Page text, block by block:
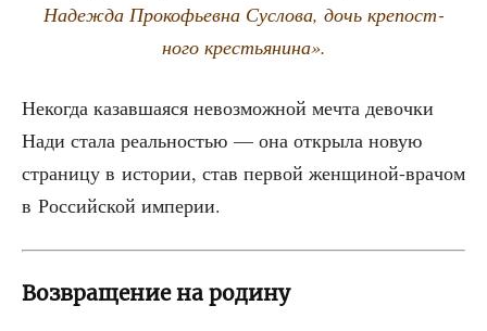
Надеж­да Про­ко­фьев­на Сус­ло­ва, дочь кре­пост­
но­го крестьянина».
Неко­гда казав­ша­я­ся невоз­мож­ной меч­та девоч­ки
Нади ста­ла реаль­но­стью — она откры­ла новую
стра­ни­цу в исто­рии, став пер­вой жен­щи­ной-вра­чом
в Рос­сий­ской империи.
Возвращение на родину